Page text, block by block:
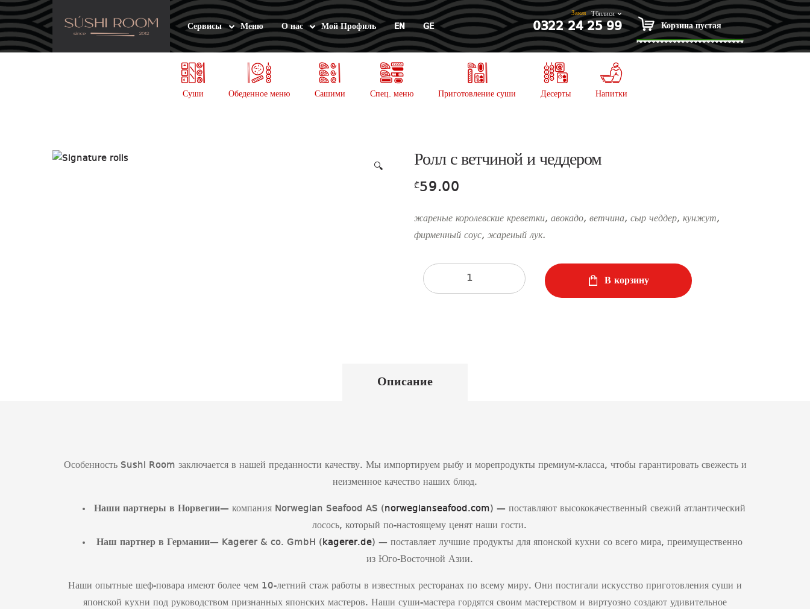
Skip
to
navigation
Skip
to
content
Сервисы Меню О нас Мой Профиль EN GE
Заказ
0322 24 25 99 Корзина пустая
Элементов: 0 ₾0.00
Суши Обеденное меню Сашими Спец. меню Приготовление суши Десерты Напитки
🔍 Ролл с ветчиной и чеддером
₾59.00
жареные королевские креветки, авокадо, ветчина, сыр чеддер, кунжут,
фирменный соус, жареный лук.
Количество
В корзину
Описание
Особенность Sushi Room заключается в нашей преданности качеству. Мы импортируем рыбу и морепродукты премиум-класса, чтобы гарантировать свежесть и
неизменное качество наших блюд.
Наши партнеры в Норвегии— компания Norwegian Seafood AS (norwegianseafood.com) — поставляют высококачественный свежий атлантический
лосось, который по-настоящему ценят наши гости.
Наш партнер в Германии— Kagerer & co. GmbH (kagerer.de) — поставляет лучшие продукты для японской кухни со всего мира, преимущественно
из Юго-Восточной Азии.
Наши опытные шеф-повара имеют более чем 10-летний стаж работы в известных ресторанах по всему миру. Они постигали искусство приготовления суши и
японской кухни под руководством признанных японских мастеров. Наши суши-мастера гордятся своим мастерством и виртуозно создают удивительное